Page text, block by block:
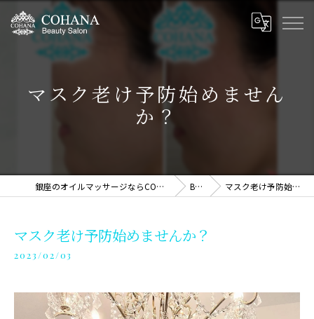
マスク老け予防始めません
か？
銀座のオイルマッサージならCOHANA Massage Therapy BLOG マスク老け予防始めませんか？
マスク老け予防始めませんか？
2023/02/03